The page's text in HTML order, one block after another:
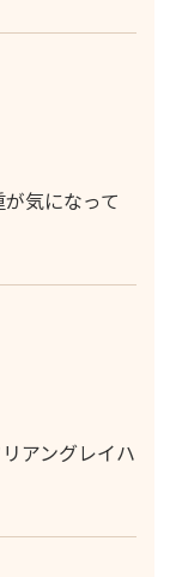
気になって
アングレイハ